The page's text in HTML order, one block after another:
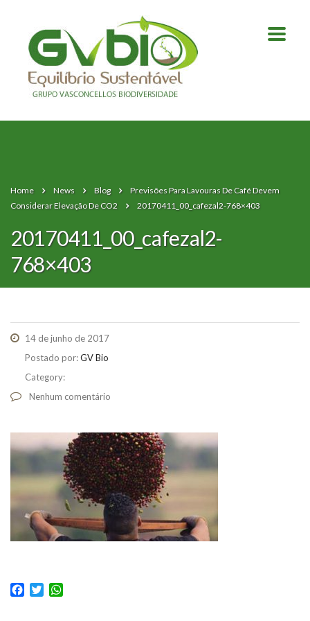
Home News Blog
Previsões Para Lavouras De Café Devem
Considerar Elevação De CO2
20170411_00_cafezal2-768×403
20170411_00_cafezal2-
768×403
14 de junho de 2017
Postado por:GV Bio
Category:
Nenhum comentário
Facebook
Twitter